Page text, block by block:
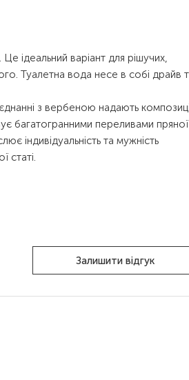
ідеальний варіант для рішучих,
Туалетна вода несе в собі драйв
з вербеною надають
багатогранними переливами пряної
індивідуальність та мужність
статі.
Залишити відгук